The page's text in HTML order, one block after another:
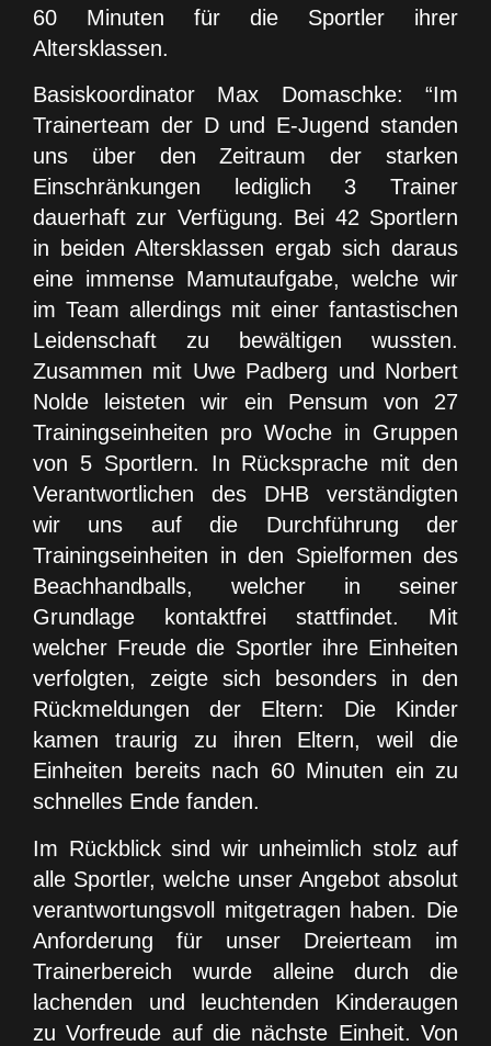
60 Minuten für die Sportler ihrer
Altersklassen.
Basiskoordinator Max Domaschke: “Im
Trainerteam der D und E-Jugend standen
uns über den Zeitraum der starken
Einschränkungen lediglich 3 Trainer
dauerhaft zur Verfügung. Bei 42 Sportlern
in beiden Altersklassen ergab sich daraus
eine immense Mamutaufgabe, welche wir
im Team allerdings mit einer fantastischen
Leidenschaft zu bewältigen wussten.
Zusammen mit Uwe Padberg und Norbert
Nolde leisteten wir ein Pensum von 27
Trainingseinheiten pro Woche in Gruppen
von 5 Sportlern. In Rücksprache mit den
Verantwortlichen des DHB verständigten
wir uns auf die Durchführung der
Trainingseinheiten in den Spielformen des
Beachhandballs, welcher in seiner
Grundlage kontaktfrei stattfindet. Mit
welcher Freude die Sportler ihre Einheiten
verfolgten, zeigte sich besonders in den
Rückmeldungen der Eltern: Die Kinder
kamen traurig zu ihren Eltern, weil die
Einheiten bereits nach 60 Minuten ein zu
schnelles Ende fanden.
Im Rückblick sind wir unheimlich stolz auf
alle Sportler, welche unser Angebot absolut
verantwortungsvoll mitgetragen haben. Die
Anforderung für unser Dreierteam im
Trainerbereich wurde alleine durch die
lachenden und leuchtenden Kinderaugen
zu Vorfreude auf die nächste Einheit. Von